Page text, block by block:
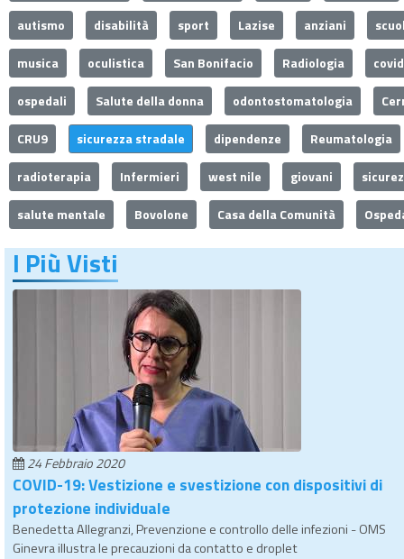
autismo
disabilità sport Lazise anziani
musica
oculistica San Bonifacio Radiologia
ospedali
Salute della donna odontostomatologia
CRU9
sicurezza stradale dipendenze
Reumatologia
radioterapia
Infermieri west nile giovani
salute mentale
Bovolone Casa della Comunità
I Più Visti
24 Febbraio 2020
COVID-19: Vestizione e svestizione con dispositivi di
protezione individuale
Benedetta Allegranzi, Prevenzione e controllo delle infezioni - OMS
Ginevra illustra le precauzioni da contatto e droplet